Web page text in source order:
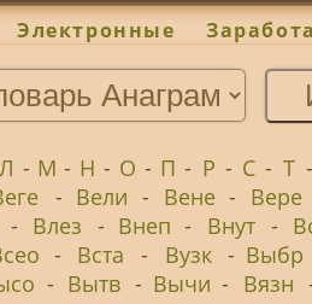
Электронные
Л - М - Н - О - П - Р - С - Т -
- Вели - Вене - Вере
- Влез - Внеп - Внут -
- Вста - Вузк - Выбр
- Вытв - Вычи - Вязн